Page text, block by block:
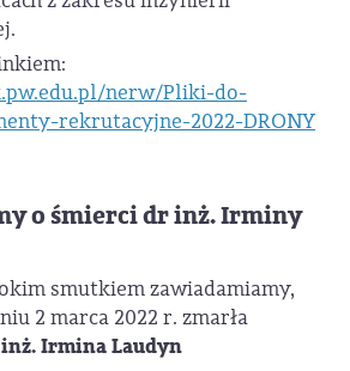
nerw/Pliki-do-
rekrutacyjne-2022-DRONY
o śmierci dr inż. Irminy
smutkiem zawiadamiamy,
2 marca 2022 r. zmarła
Irmina Laudyn